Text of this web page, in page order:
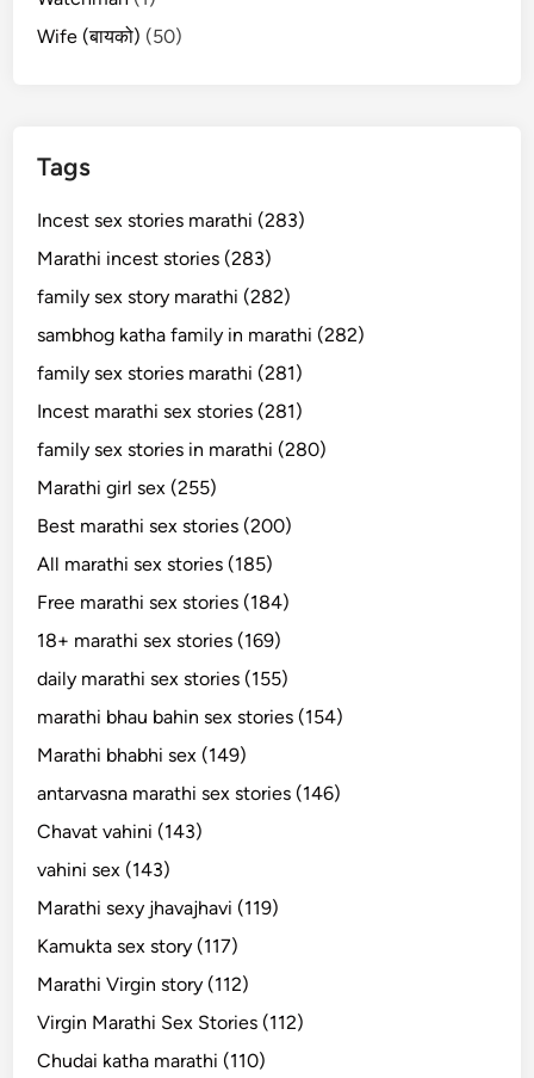
Wife (बायको) (50)
Tags
Incest sex stories marathi (283)
Marathi incest stories (283)
family sex story marathi (282)
sambhog katha family in marathi (282)
family sex stories marathi (281)
Incest marathi sex stories (281)
family sex stories in marathi (280)
Marathi girl sex (255)
Best marathi sex stories (200)
All marathi sex stories (185)
Free marathi sex stories (184)
18+ marathi sex stories (169)
daily marathi sex stories (155)
marathi bhau bahin sex stories (154)
Marathi bhabhi sex (149)
antarvasna marathi sex stories (146)
Chavat vahini (143)
vahini sex (143)
Marathi sexy jhavajhavi (119)
Kamukta sex story (117)
Marathi Virgin story (112)
Virgin Marathi Sex Stories (112)
Chudai katha marathi (110)